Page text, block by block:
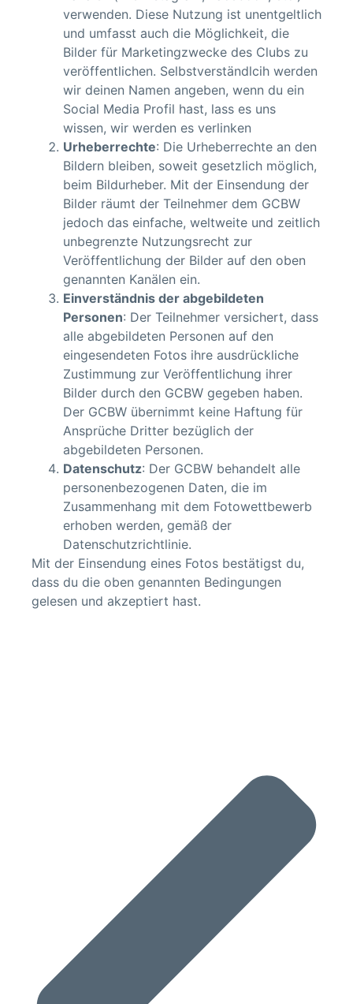
verwenden. Diese Nutzung ist unentgeltlich
und umfasst auch die Möglichkeit, die
Bilder für Marketingzwecke des Clubs zu
veröffentlichen. Selbstverständlcih werden
wir deinen Namen angeben, wenn du ein
Social Media Profil hast, lass es uns
wissen, wir werden es verlinken
Urheberrechte: Die Urheberrechte an den
Bildern bleiben, soweit gesetzlich möglich,
beim Bildurheber. Mit der Einsendung der
Bilder räumt der Teilnehmer dem GCBW
jedoch das einfache, weltweite und zeitlich
unbegrenzte Nutzungsrecht zur
Veröffentlichung der Bilder auf den oben
genannten Kanälen ein.
Einverständnis der abgebildeten
Personen: Der Teilnehmer versichert, dass
alle abgebildeten Personen auf den
eingesendeten Fotos ihre ausdrückliche
Zustimmung zur Veröffentlichung ihrer
Bilder durch den GCBW gegeben haben.
Der GCBW übernimmt keine Haftung für
Ansprüche Dritter bezüglich der
abgebildeten Personen.
Datenschutz: Der GCBW behandelt alle
personenbezogenen Daten, die im
Zusammenhang mit dem Fotowettbewerb
erhoben werden, gemäß der
Datenschutzrichtlinie.
Mit der Einsendung eines Fotos bestätigst du,
dass du die oben genannten Bedingungen
gelesen und akzeptiert hast.